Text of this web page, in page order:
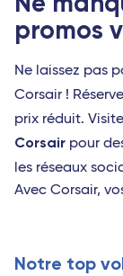
promos
Ne laissez pas
Corsair !
prix réduit.
Corsair pour
les réseaux
Avec Corsair,
Notre top